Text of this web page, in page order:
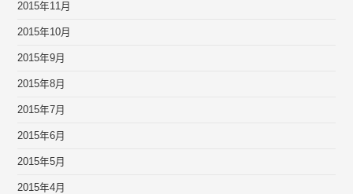
2015年11月
2015年10月
2015年9月
2015年8月
2015年7月
2015年6月
2015年5月
2015年4月